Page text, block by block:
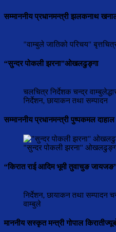
सम्माननीय प्रधानमन्त्री झलकनाथ
"वाम्बुले जातिको परिचय"
“सुन्दर पोकली झरना”ओखलढुङ्गा
चलचित्र निर्देशक चन्द्र
निर्देशन, छायाकन तथा सम्पादन
सम्माननीय प्रधानमन्त्री पुष्पकमल
"सुन्दर पोकली झरना"
“किरात राई आदिम भूमी तुवाचुङ
निर्देशन, छायाकन तथा सम्पादन
वाम्बुले
माननीय सस्कृत मन्त्री गोपाल